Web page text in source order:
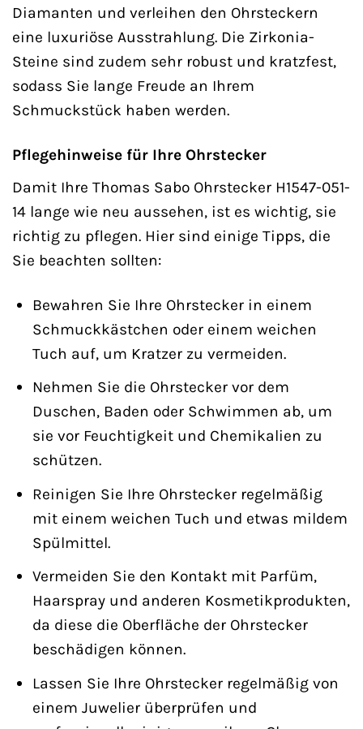
Diamanten und verleihen den Ohrsteckern
eine luxuriöse Ausstrahlung. Die Zirkonia-
Steine sind zudem sehr robust und kratzfest,
sodass Sie lange Freude an Ihrem
Schmuckstück haben werden.
Pflegehinweise für Ihre Ohrstecker
Damit Ihre Thomas Sabo Ohrstecker H1547-051-
14 lange wie neu aussehen, ist es wichtig, sie
richtig zu pflegen. Hier sind einige Tipps, die
Sie beachten sollten:
Bewahren Sie Ihre Ohrstecker in einem
Schmuckkästchen oder einem weichen
Tuch auf, um Kratzer zu vermeiden.
Nehmen Sie die Ohrstecker vor dem
Duschen, Baden oder Schwimmen ab, um
sie vor Feuchtigkeit und Chemikalien zu
schützen.
Reinigen Sie Ihre Ohrstecker regelmäßig
mit einem weichen Tuch und etwas mildem
Spülmittel.
Vermeiden Sie den Kontakt mit Parfüm,
Haarspray und anderen Kosmetikprodukten,
da diese die Oberfläche der Ohrstecker
beschädigen können.
Lassen Sie Ihre Ohrstecker regelmäßig von
einem Juwelier überprüfen und